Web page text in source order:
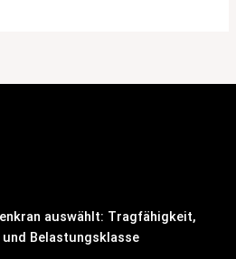
auswählt: Tragfähigkeit,
und Belastungsklasse